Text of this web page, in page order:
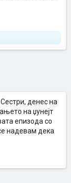
денес на
на џунејт
епизода со
надевам дека